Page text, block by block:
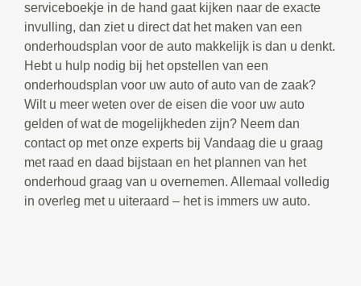
serviceboekje in de hand gaat kijken naar de exacte
invulling, dan ziet u direct dat het maken van een
onderhoudsplan voor de auto makkelijk is dan u denkt.
Hebt u hulp nodig bij het opstellen van een
onderhoudsplan voor uw auto of auto van de zaak?
Wilt u meer weten over de eisen die voor uw auto
gelden of wat de mogelijkheden zijn? Neem dan
contact op met onze experts bij Vandaag die u graag
met raad en daad bijstaan en het plannen van het
onderhoud graag van u overnemen. Allemaal volledig
in overleg met u uiteraard – het is immers uw auto.